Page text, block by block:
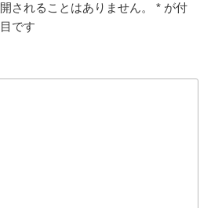
されることはありません。 * が付
です